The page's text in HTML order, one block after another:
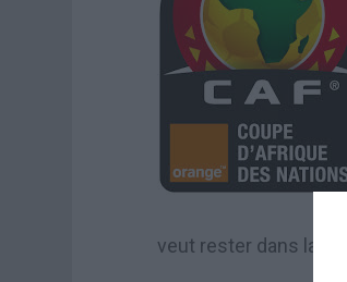
veut rester dans la